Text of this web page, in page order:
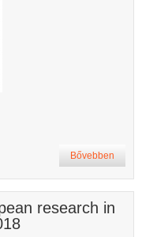
Bővebben
research in